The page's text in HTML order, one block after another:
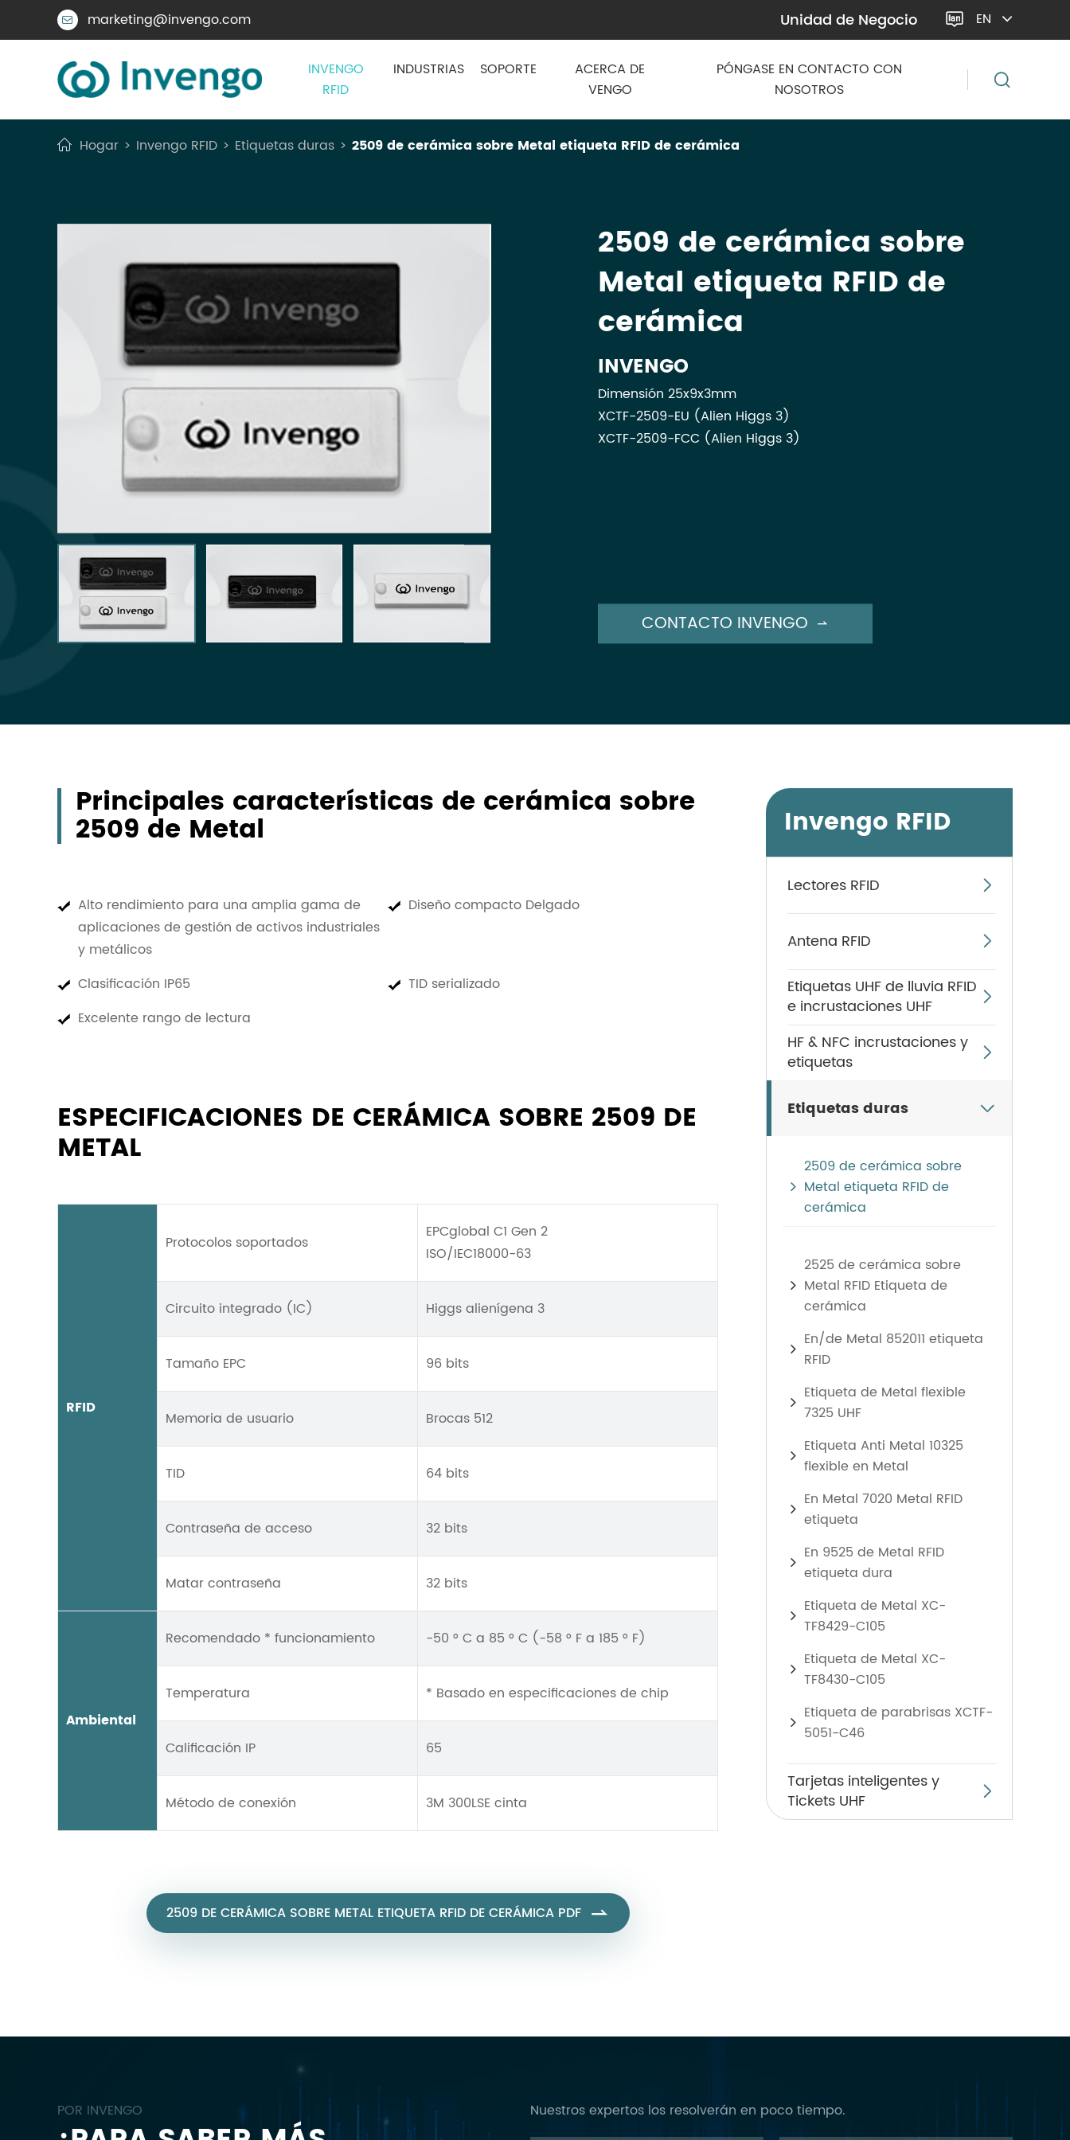
 marketing@invengo.com Unidad de Negocio  EN
INVENGO
RFID
INDUSTRIAS SOPORTE
ACERCA DE
VENGO
PÓNGASE EN CONTACTO CON
NOSOTROS
Hogar Invengo RFID Etiquetas duras 2509 de cerámica sobre Metal etiqueta RFID de cerámica
2509 de cerámica sobre
Metal etiqueta RFID de
cerámica
INVENGO
Dimensión 25x9x3mm
XCTF-2509-EU (Alien Higgs 3)
XCTF-2509-FCC (Alien Higgs 3)
CONTACTO INVENGO 
Principales características de cerámica sobre
2509 de Metal
Alto rendimiento para una amplia gama de
aplicaciones de gestión de activos industriales
y metálicos
Diseño compacto Delgado
Clasificación IP65
TID serializado
Excelente rango de lectura
ESPECIFICACIONES DE CERÁMICA SOBRE 2509 DE
METAL
RFID
Protocolos soportados
EPCglobal C1 Gen 2
ISO/IEC18000-63
Circuito integrado (IC) Higgs alienígena 3
Tamaño EPC 96 bits
Memoria de usuario Brocas 512
TID 64 bits
Contraseña de acceso 32 bits
Matar contraseña 32 bits
Ambiental
Recomendado * funcionamiento -50 ° C a 85 ° C (-58 ° F a 185 ° F)
Temperatura * Basado en especificaciones de chip
Calificación IP 65
Método de conexión 3M 300LSE cinta
2509 DE CERÁMICA SOBRE METAL ETIQUETA RFID DE CERÁMICA PDF 
Invengo RFID
Lectores RFID 
Antena RFID 
Etiquetas UHF de lluvia RFID
e incrustaciones UHF

HF & NFC incrustaciones y
etiquetas

Etiquetas duras 
2509 de cerámica sobre
Metal etiqueta RFID de
cerámica
2525 de cerámica sobre
Metal RFID Etiqueta de
cerámica
En/de Metal 852011 etiqueta
RFID
Etiqueta de Metal flexible
7325 UHF
Etiqueta Anti Metal 10325
flexible en Metal
En Metal 7020 Metal RFID
etiqueta
En 9525 de Metal RFID
etiqueta dura
Etiqueta de Metal XC-
TF8429-C105
Etiqueta de Metal XC-
TF8430-C105
Etiqueta de parabrisas XCTF-
5051-C46
Tarjetas inteligentes y
Tickets UHF

POR INVENGO Nuestros expertos los resolverán en poco tiempo.